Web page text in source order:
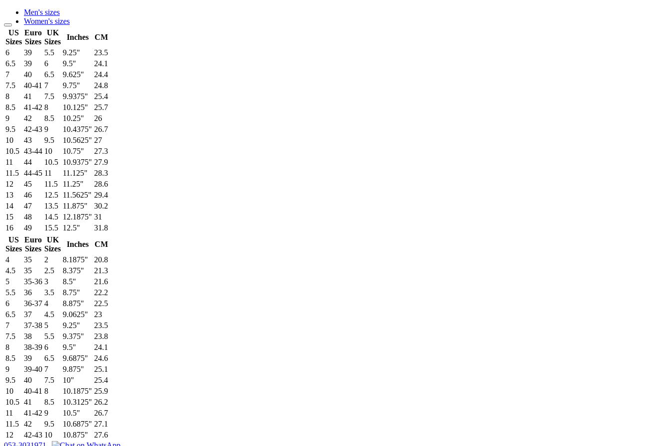
Men's sizes
Women's sizes
US
Sizes
Euro
Sizes
UK
Sizes
Inches
CM
6
39 5.5 9.25"
23.5
6.5
39 6 9.5"
24.1
7
40 6.5 9.625"
24.4
7.5
40-41 7 9.75"
24.8
8
41 7.5 9.9375"
25.4
8.5
41-42 8 10.125"
25.7
9
42 8.5 10.25"
26
9.5
42-43 9 10.4375" 26.7
10
43 9.5 10.5625" 27
10.5 43-44 10 10.75"
27.3
11
44 10.5 10.9375" 27.9
11.5 44-45 11 11.125"
28.3
12
45 11.5 11.25"
28.6
13
46 12.5 11.5625" 29.4
14
47 13.5 11.875"
30.2
15
48 14.5 12.1875" 31
16
49 15.5 12.5"
31.8
US
Sizes
Euro
Sizes
UK
Sizes
Inches
CM
4
35 2 8.1875"
20.8
4.5
35 2.5 8.375"
21.3
5
35-36 3 8.5"
21.6
5.5
36 3.5 8.75"
22.2
6
36-37 4 8.875"
22.5
6.5
37 4.5 9.0625"
23
7
37-38 5 9.25"
23.5
7.5
38 5.5 9.375"
23.8
8
38-39 6 9.5"
24.1
8.5
39 6.5 9.6875"
24.6
9
39-40 7 9.875"
25.1
9.5
40 7.5 10"
25.4
10
40-41 8 10.1875" 25.9
10.5 41 8.5 10.3125" 26.2
11
41-42 9 10.5"
26.7
11.5 42 9.5 10.6875" 27.1
12
42-43 10 10.875"
27.6